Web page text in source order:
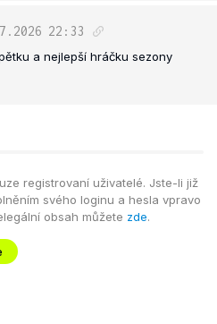
22:33
a nejlepší hráčku sezony
registrovaní uživatelé. Jste-li již
svého loginu a hesla vpravo
obsah můžete zde.